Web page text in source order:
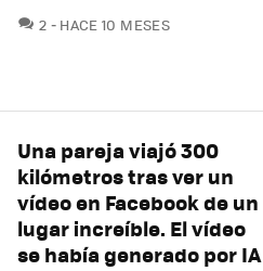
2 COMENTARIOS
HACE 10 MESES
Una pareja viajó 300
kilómetros tras ver un
vídeo en Facebook de un
lugar increíble. El vídeo
se había generado por IA